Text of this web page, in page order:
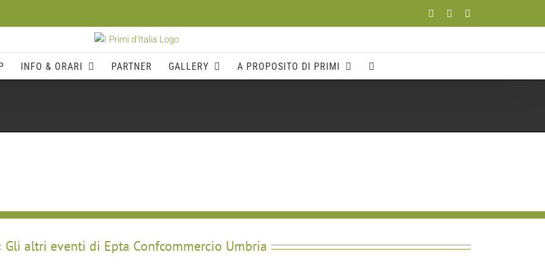
FacebookYouTube
INFO & ORARI PARTNER GALLERY A PROPOSITO DI PRIMI
Gli altri eventi di Epta Confcommercio Umbria